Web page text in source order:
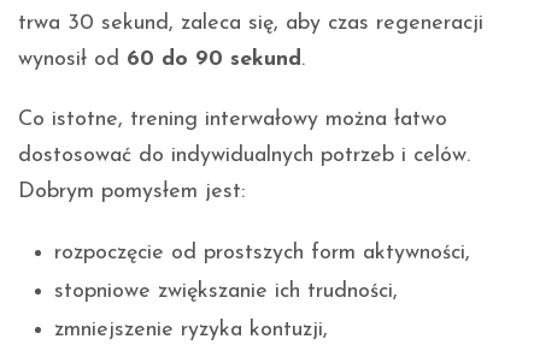
trwa 30 sekund, zaleca się, aby czas regeneracji
wynosił od 60 do 90 sekund.
Co istotne, trening interwałowy można łatwo
dostosować do indywidualnych potrzeb i celów.
Dobrym pomysłem jest:
rozpoczęcie od prostszych form aktywności,
stopniowe zwiększanie ich trudności,
zmniejszenie ryzyka kontuzji,